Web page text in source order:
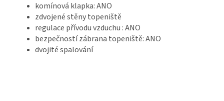
komínová klapka: ANO
zdvojené stěny topeniště
regulace přívodu vzduchu : ANO
bezpečností zábrana topeniště: ANO
dvojité spalování